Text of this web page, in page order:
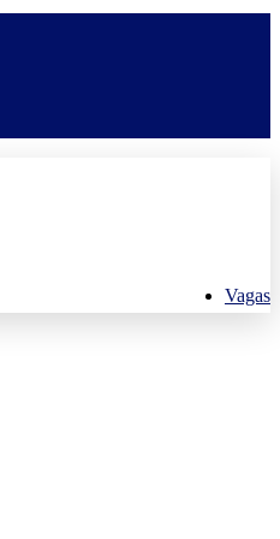
Vagas